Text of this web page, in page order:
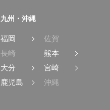
九州・沖縄
福岡
佐賀
長崎
熊本
大分
宮崎
鹿児島
沖縄